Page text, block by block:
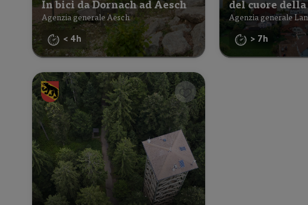
In bici da Dornach ad Aesch
Agenzia generale Aesch
< 4h
del cuore
Agenzia generale
> 7h